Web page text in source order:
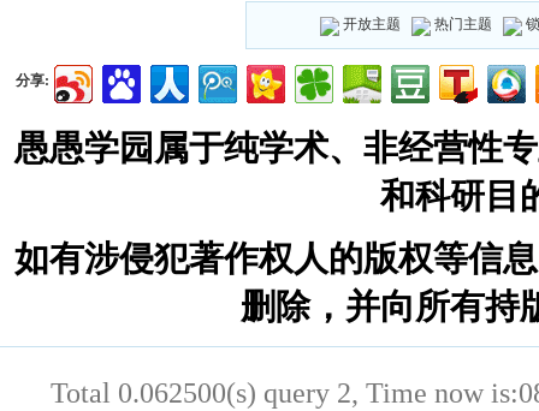
开放主题 热门主题
分享:
愚愚学园属于纯学术、非经营性
和科研目
如有涉侵犯著作权人的版权等信
删除，并向所有持
Total 0.062500(s) query 2, Time now